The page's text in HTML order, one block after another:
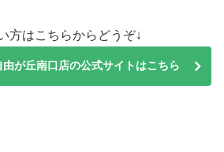
方はこちらからどうぞ↓
が丘南口店の公式サイトはこちら